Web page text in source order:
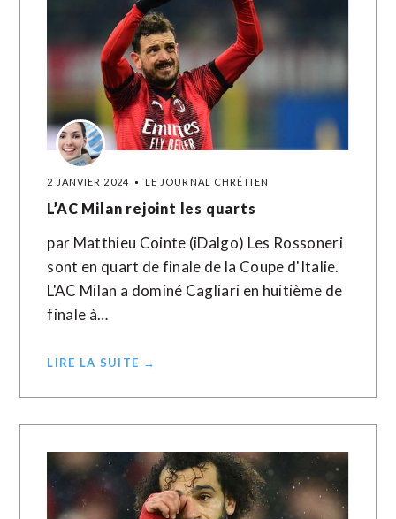
2 JANVIER 2024 LE JOURNAL CHRÉTIEN
L’AC Milan rejoint les quarts
par Matthieu Cointe (iDalgo) Les Rossoneri
sont en quart de finale de la Coupe d'Italie.
L'AC Milan a dominé Cagliari en huitième de
finale à…
LIRE LA SUITE →